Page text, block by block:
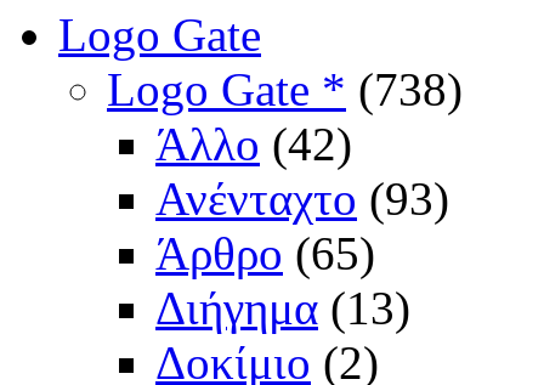
Logo Gate
Logo Gate * (738)
Άλλο (42)
Ανένταχτο (93)
Άρθρο (65)
Διήγημα (13)
Δοκίμιο (2)